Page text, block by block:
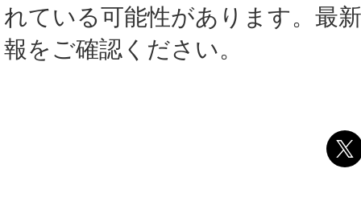
れている可能性があります。最
報をご確認ください。